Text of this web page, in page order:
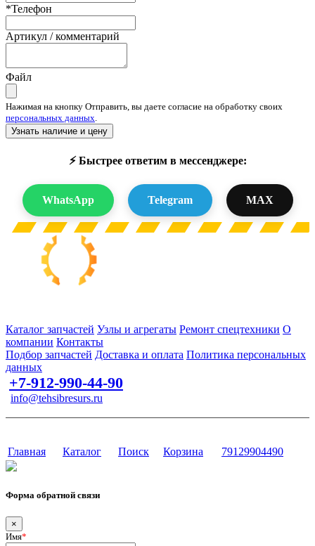
*Телефон
Артикул / комментарий
Файл
Нажимая на кнопку Отправить, вы даете согласие на обработку своих
персональных данных.
Узнать наличие и цену
⚡ Быстрее ответим в мессенджере:
WhatsApp Telegram MAX
Каталог запчастей Узлы и агрегаты Ремонт спецтехники О
компании Контакты
Подбор запчастей Доставка и оплата Политика персональных
данных
+7-912-990-44-90
info@tehsibresurs.ru
Главная Каталог Поиск Корзина 79129904490
Форма обратной связи
×
Имя*